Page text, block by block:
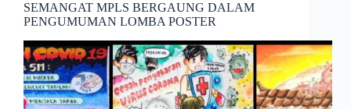
SEMANGAT MPLS BERGAUNG DALAM
PENGUMUMAN LOMBA POSTER